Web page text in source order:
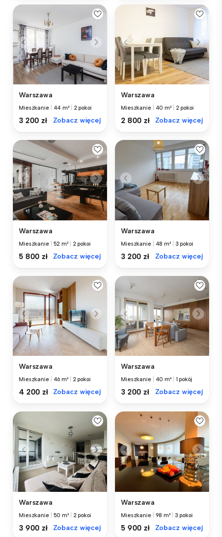
Warszawa
Mieszkanie 44 m² 2 pokoi
3 200 zł Zobacz więcej
Warszawa
Mieszkanie 40 m² 2 pokoi
2 800 zł Zobacz więcej
Warszawa
Mieszkanie 52 m² 2 pokoi
5 800 zł Zobacz więcej
Warszawa
Mieszkanie 48 m² 3 pokoi
3 200 zł Zobacz więcej
Warszawa
Mieszkanie 46 m² 2 pokoi
4 200 zł Zobacz więcej
Warszawa
Mieszkanie 40 m² 1 pokój
3 200 zł Zobacz więcej
Warszawa
Mieszkanie 50 m² 2 pokoi
3 900 zł Zobacz więcej
Warszawa
Mieszkanie 98 m² 3 pokoi
5 900 zł Zobacz więcej